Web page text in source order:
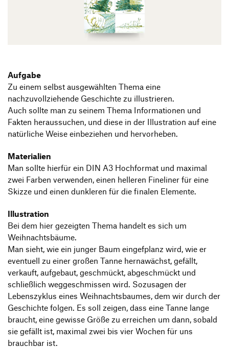
Transfer und Kooperation
Produktgestaltung B.A.
Strategische Gestaltung M.A.
Aufgabe
Zu einem selbst ausgewählten Thema eine
nachzuvollziehende Geschichte zu illustrieren.
Auch sollte man zu seinem Thema Informationen und
Fakten heraussuchen, und diese in der Illustration auf eine
natürliche Weise einbeziehen und hervorheben.
Materialien
Man sollte hierfür ein DIN A3 Hochformat und maximal
zwei Farben verwenden, einen helleren Fineliner für eine
Skizze und einen dunkleren für die finalen Elemente.
Illustration
Bei dem hier gezeigten Thema handelt es sich um
Weihnachtsbäume.
Man sieht, wie ein junger Baum eingefplanz wird, wie er
eventuell zu einer großen Tanne hernawächst, gefällt,
verkauft, aufgebaut, geschmückt, abgeschmückt und
schließlich weggeschmissen wird. Sozusagen der
Lebenszyklus eines Weihnachtsbaumes, dem wir durch der
Geschichte folgen. Es soll zeigen, dass eine Tanne lange
braucht, eine gewisse Größe zu erreichen um dann, sobald
sie gefällt ist, maximal zwei bis vier Wochen für uns
brauchbar ist.